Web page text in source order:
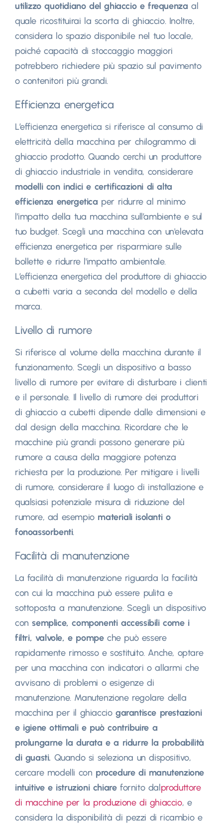
utilizzo quotidiano del ghiaccio e frequenzaal
quale ricostituirai la scorta di ghiaccio. Inoltre,
considera lo spazio disponibile nel tuo locale,
poiché capacità di stoccaggio maggiori
potrebbero richiedere più spazio sul pavimento
o contenitori più grandi.
Efficienza energetica
L’efficienza energetica si riferisce al consumo di
elettricità della macchina per chilogrammo di
ghiaccio prodotto. Quando cerchi un produttore
di ghiaccio industriale in vendita, considerare
modelli con indici e certificazioni di alta
efficienza energetica per ridurre al minimo
l’impatto della tua macchina sull’ambiente e sul
tuo budget. Scegli una macchina con un'elevata
efficienza energetica per risparmiare sulle
bollette e ridurre l'impatto ambientale.
L’efficienza energetica del produttore di ghiaccio
a cubetti varia a seconda del modello e della
marca.
Livello di rumore
Si riferisce al volume della macchina durante il
funzionamento. Scegli un dispositivo a basso
livello di rumore per evitare di disturbare i clienti
e il personale. Il livello di rumore dei produttori
di ghiaccio a cubetti dipende dalle dimensioni e
dal design della macchina. Ricordare che le
macchine più grandi possono generare più
rumore a causa della maggiore potenza
richiesta per la produzione. Per mitigare i livelli
di rumore, considerare il luogo di installazione e
qualsiasi potenziale misura di riduzione del
rumore, ad esempio materiali isolanti o
fonoassorbenti.
Facilità di manutenzione
La facilità di manutenzione riguarda la facilità
con cui la macchina può essere pulita e
sottoposta a manutenzione. Scegli un dispositivo
con semplice, componenti accessibili come i
filtri, valvole, e pompeche può essere
rapidamente rimosso e sostituito. Anche, optare
per una macchina con indicatori o allarmi che
avvisano di problemi o esigenze di
manutenzione. Manutenzione regolare della
macchina per il ghiacciogarantisce prestazioni
e igiene ottimali e può contribuire a
prolungarne la durata e a ridurre la probabilità
di guasti. Quando si seleziona un dispositivo,
cercare modelli con procedure di manutenzione
intuitive e istruzioni chiarefornito dalproduttore
di macchine per la produzione di ghiaccio, e
considera la disponibilità di pezzi di ricambio e